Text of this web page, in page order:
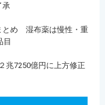
承
とめ 湿布薬は慢性・重
目
兆7250億円に上方修正